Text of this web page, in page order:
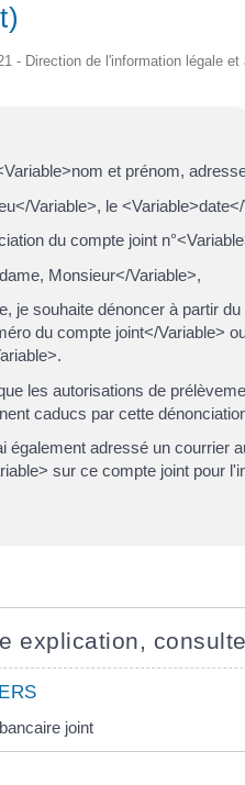
- Direction de l'information légale
et prénom,
Variable>, le
du compte joint
Monsieur</Variable>,
je souhaite dénoncer à partir
du compte joint</Variable>
les autorisations de
caducs par cette
également adressé un courrier
sur ce compte joint pour
explication,
joint